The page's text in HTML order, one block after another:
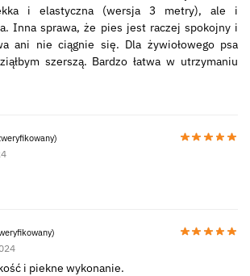
i elastyczna (wersja 3 metry), ale i
Inna sprawa, że pies jest raczej spokojny i
ani nie ciągnie się. Dla żywiołowego psa
szerszą. Bardzo łatwa w utrzymaniu
i piekne wykonanie.